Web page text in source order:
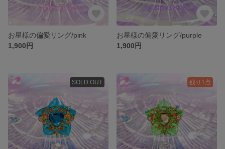
お星様の偏愛リング/pink
1,900円
お星様の偏愛リング/purple
1,900円
SOLD OUT 残り1点